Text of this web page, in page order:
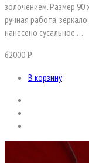
золочением. Размер
ручная работа,
нанесено сусальное …
62000Р
В корзину